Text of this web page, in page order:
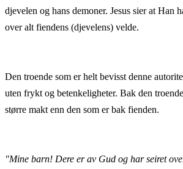
djevelen og hans demoner. Jesus sier at Han
over alt fiendens (djevelens) velde.
Den troende som er helt bevisst denne
uten frykt og betenkeligheter. Bak den
større makt enn den som er bak fienden.
"Mine barn! Dere er av Gud og har seiret